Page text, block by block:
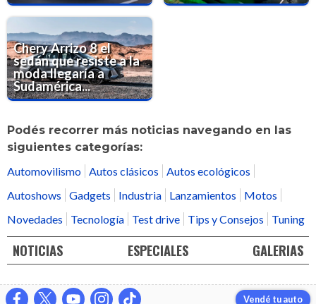
Chery Arrizo 8 el
sedán que resiste a la
moda llegaría a
Sudamérica...
Podés recorrer más noticias navegando en las
siguientes categorías:
Automovilismo
Autos clásicos
Autos ecológicos
Autoshows
Gadgets Industria Lanzamientos
Motos
Novedades
Tecnología Test drive Tips y Consejos Tuning
NOTICIAS ESPECIALES GALERIAS
Vendé tu auto